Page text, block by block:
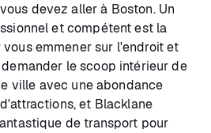
devez aller à Boston. Un
et compétent est la
emmener sur l'endroit et
le scoop intérieur de
ville avec une abondance
et Blacklane
de transport pour